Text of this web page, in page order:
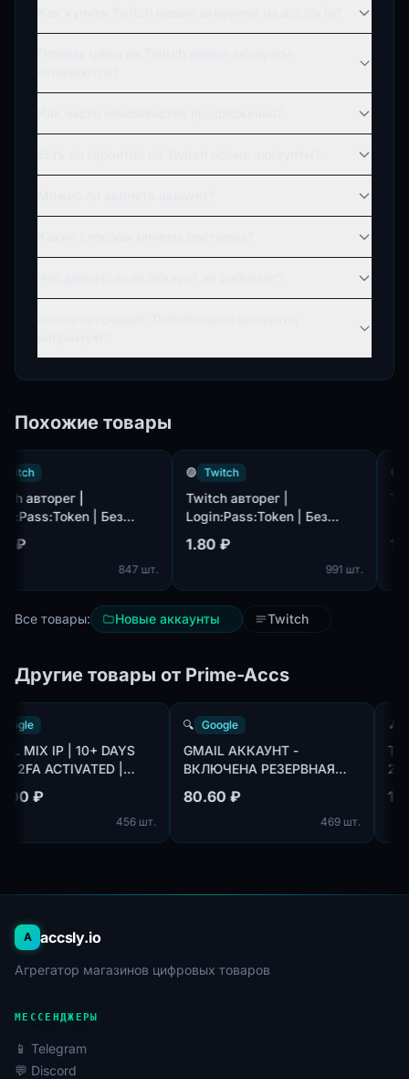
Похожие товары
|
| Без
847 шт.
Twitch
Twitch авторег |
Login:Pass:Token | Без
1.80 ₽
991 шт.
Твич
1.80 ₽
Все товары: Новые аккаунты Twitch
Другие товары от Prime-Accs
🔍 Google
GMAIL MIX IP | 10+ DAYS
OLD | 2FA ACTIVATED |
разных стран мира
104.00 ₽
456 шт.
🔍 Google
GMAIL АККАУНТ -
ВКЛЮЧЕНА РЕЗЕРВНАЯ
MIX IP
80.60 ₽
469 шт.
A accsly.io
Агрегатор магазинов цифровых товаров
МЕССЕНДЖЕРЫ
📱 Telegram
💬 Discord